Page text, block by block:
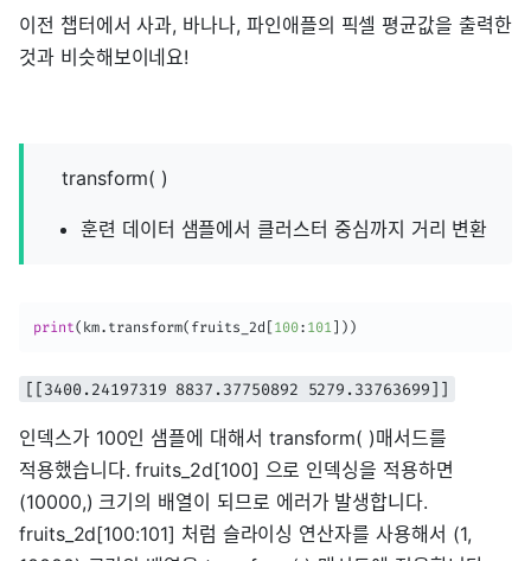
이전 챕터에서 사과, 바나나, 파인애플의 픽셀 평균값을 출력한
것과 비슷해보이네요!
transform( )
훈련 데이터 샘플에서 클러스터 중심까지 거리 변환
print( km. transform( fruits_2d 100: 101 ) )
[[3400.24197319 8837.37750892 5279.33763699]]
인덱스가 100인 샘플에 대해서 transform( )매서드를
적용했습니다. fruits_2d[100] 으로 인덱싱을 적용하면
(10000,) 크기의 배열이 되므로 에러가 발생합니다.
fruits_2d[100:101] 처럼 슬라이싱 연산자를 사용해서 (1,